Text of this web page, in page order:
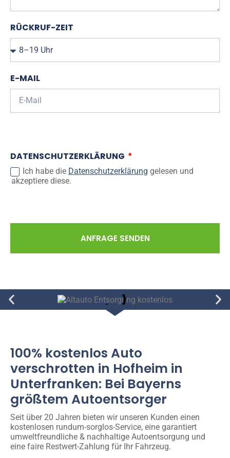
RÜCKRUF-ZEIT
E-MAIL
DATENSCHUTZERKLÄRUNG
Ich habe die Datenschutzerklärung gelesen und
akzeptiere diese.
ANFRAGE SENDEN
100% kostenlos Auto
verschrotten in Hofheim in
Unterfranken: Bei Bayerns
größtem Autoentsorger
Seit über 20 Jahren bieten wir unseren Kunden einen
kostenlosen rundum-sorglos-Service, eine garantiert
umweltfreundliche & nachhaltige Autoentsorgung und
eine faire Restwert-Zahlung für Ihr Fahrzeug.